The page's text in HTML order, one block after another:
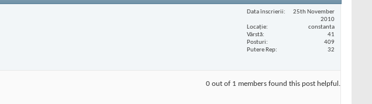
Data înscrierii
25th November
2010
Locaţie
constanta
Vârstă
41
Posturi
409
Putere Rep
32
0 out of 1 members found this post helpful.